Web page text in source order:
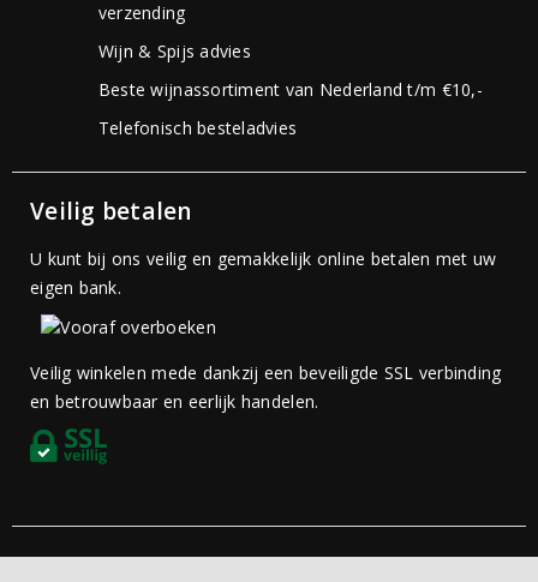
verzending
Wijn & Spijs advies
Beste wijnassortiment van Nederland t/m €10,-
Telefonisch besteladvies
Veilig betalen
U kunt bij ons veilig en gemakkelijk online betalen met uw
eigen bank.
Veilig winkelen mede dankzij een beveiligde SSL verbinding
en betrouwbaar en eerlijk handelen.